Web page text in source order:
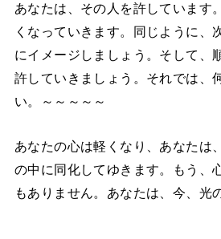
あなたは、その人を許しています
くなっていきます。同じように、
にイメージしましょう。そして、
許していきましょう。それでは、
い。～～～～～
あなたの心は軽くなり、あなたは
の中に同化してゆきます。もう、
もありません。あなたは、今、光